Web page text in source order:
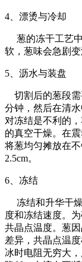
4、漂烫与冷却
葱的冻干工艺中
软，葱味会急剧变
5、沥水与装盘
切割后的葱段需
分钟，然后在清
对冻结是不利的
的真空干燥。在
将葱均匀摊放在
2.5cm。
6、冻结
冻结和升华干燥
度和冻结速度。
共晶点温度。葱
差异，共晶点温
冰时电阻无穷大